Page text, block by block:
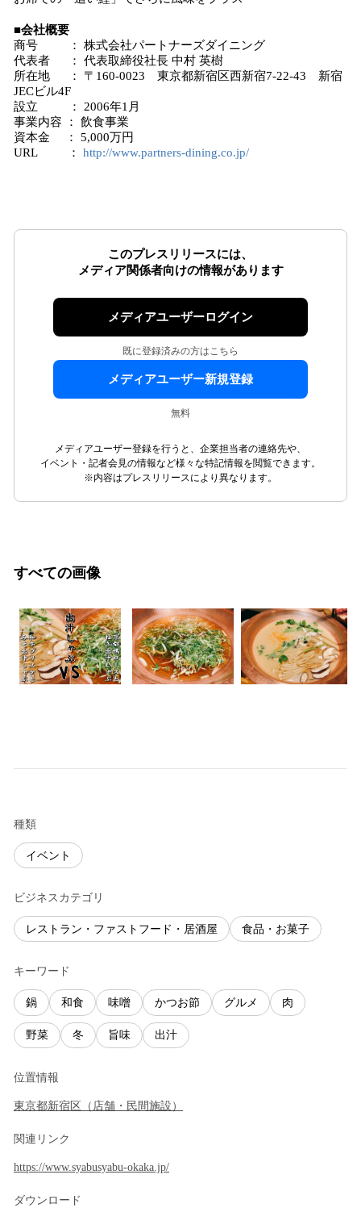
■会社概要
商号 ： 株式会社パートナーズダイニング
代表者 ： 代表取締役社長 中村 英樹
所在地 ： 〒160-0023 東京都新宿区西新宿7-22-43 新宿
JECビル4F
設立 ： 2006年1月
事業内容 ： 飲食事業
資本金 ： 5,000万円
URL ： http://www.partners-dining.co.jp/
このプレスリリースには、
メディア関係者向けの情報があります
メディアユーザーログイン
既に登録済みの方はこちら
メディアユーザー新規登録
無料
メディアユーザー登録を行うと、企業担当者の連絡先や、
イベント・記者会見の情報など様々な特記情報を閲覧できます。
※内容はプレスリリースにより異なります。
すべての画像
種類
イベント
ビジネスカテゴリ
レストラン・ファストフード・居酒屋 食品・お菓子
キーワード
鍋 和食 味噌 かつお節 グルメ 肉
野菜 冬 旨味 出汁
位置情報
東京都新宿区 （ 店舗・民間施設 ）
関連リンク
https://www.syabusyabu-okaka.jp/
ダウンロード